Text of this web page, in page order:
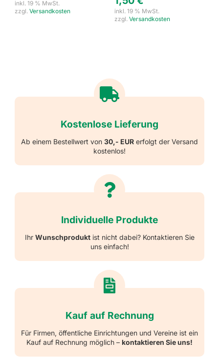
inkl. 19 % MwSt.
zzgl. Versandkosten
inkl. 19 % MwSt.
zzgl. Versandkosten
Kostenlose Lieferung
Ab einem Bestellwert von 30,- EUR erfolgt der Versand
kostenlos!
Individuelle Produkte
Ihr Wunschproduktist nicht dabei? Kontaktieren Sie
uns einfach!
Kauf auf Rechnung
Für Firmen, öffentliche Einrichtungen und Vereine ist ein
Kauf auf Rechnung möglich – kontaktieren Sie uns!